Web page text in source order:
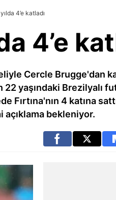
4’e katladı
4’e
Cercle Brugge'dan
yaşındaki Brezilyalı
Fırtına'nın 4 katına
açıklama bekleniyor.